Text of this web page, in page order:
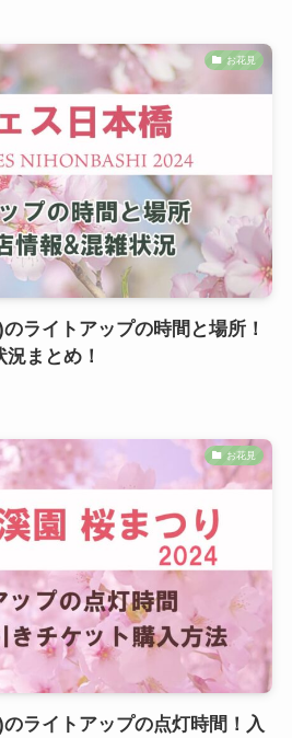
お花見
ライトアップの時間と場所！
まとめ！
お花見
ライトアップの点灯時間！入